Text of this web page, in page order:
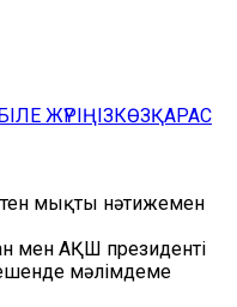
ЖҮРІҢІЗКӨЗҚАРАС
мықты нәтижемен
мен АҚШ президенті
мәлімдеме